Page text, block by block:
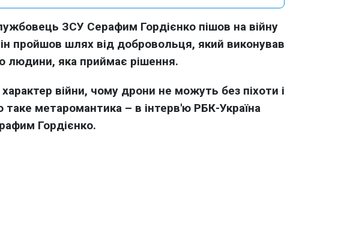
ЗСУ Серафим Гордієнко пішов на війну
пройшов шлях від добровольця, який виконував
людини, яка приймає рішення.
війни, чому дрони не можуть без піхоти і
таке метаромантика – в інтерв'ю РБК-Україна
Гордієнко.